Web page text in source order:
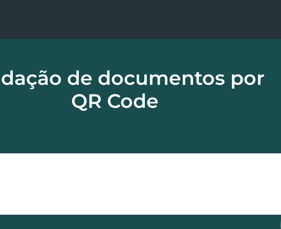
de documentos por
QR Code